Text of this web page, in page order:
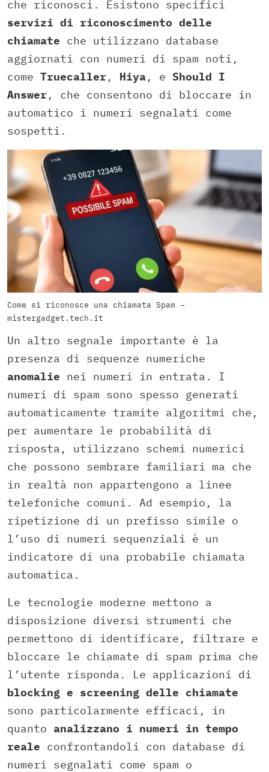
che riconosci. Esistono specifici
servizi di riconoscimento delle
chiamate che utilizzano database
aggiornati con numeri di spam noti,
come Truecaller , Hiya, e Should I
Answer , che consentono di bloccare in
automatico i numeri segnalati come
sospetti.
Come si riconosce una chiamata Spam –
mistergadget.tech.it
Un altro segnale importante è la
presenza di sequenze numeriche
anomalie nei numeri in entrata. I
numeri di spam sono spesso generati
automaticamente tramite algoritmi che,
per aumentare le probabilità di
risposta, utilizzano schemi numerici
che possono sembrare familiari ma che
in realtà non appartengono a linee
telefoniche comuni. Ad esempio, la
ripetizione di un prefisso simile o
l’uso di numeri sequenziali è un
indicatore di una probabile chiamata
automatica.
Le tecnologie moderne mettono a
disposizione diversi strumenti che
permettono di identificare, filtrare e
bloccare le chiamate di spam prima che
l’utente risponda. Le applicazioni di
blocking e screening delle chiamate
sono particolarmente efficaci, in
quanto analizzano i numeri in tempo
reale confrontandoli con database di
numeri segnalati come spam o